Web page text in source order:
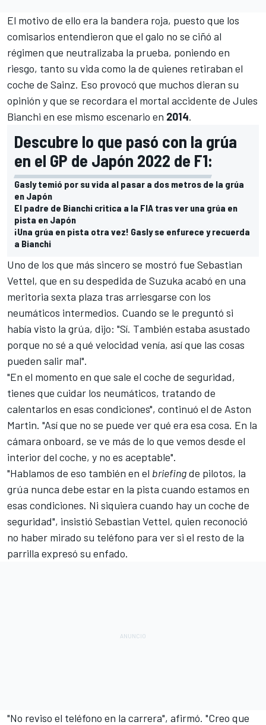
El motivo de ello era la bandera roja, puesto que los
comisarios entendieron que el galo no se ciñó al
régimen que neutralizaba la prueba, poniendo en
riesgo, tanto su vida como la de quienes retiraban el
coche de Sainz. Eso provocó que muchos dieran su
opinión y que se recordara el mortal accidente de Jules
Bianchi en ese mismo escenario en 2014.
Descubre lo que pasó con la grúa
en el GP de Japón 2022 de F1:
Gasly temió por su vida al pasar a dos metros de la grúa
en Japón
El padre de Bianchi critica a la FIA tras ver una grúa en
pista en Japón
¡Una grúa en pista otra vez! Gasly se enfurece y recuerda
a Bianchi
Uno de los que más sincero se mostró fue Sebastian
Vettel, que en su despedida de Suzuka acabó en una
meritoria sexta plaza tras arriesgarse con los
neumáticos intermedios. Cuando se le preguntó si
había visto la grúa, dijo: "Sí. También estaba asustado
porque no sé a qué velocidad venía, así que las cosas
pueden salir mal".
"En el momento en que sale el coche de seguridad,
tienes que cuidar los neumáticos, tratando de
calentarlos en esas condiciones", continuó el de Aston
Martin. "Así que no se puede ver qué era esa cosa. En la
cámara onboard, se ve más de lo que vemos desde el
interior del coche, y no es aceptable".
"Hablamos de eso también en el briefingde pilotos, la
grúa nunca debe estar en la pista cuando estamos en
esas condiciones. Ni siquiera cuando hay un coche de
seguridad", insistió Sebastian Vettel, quien reconoció
no haber mirado su teléfono para ver si el resto de la
parrilla expresó su enfado.
"No reviso el teléfono en la carrera", afirmó. "Creo que